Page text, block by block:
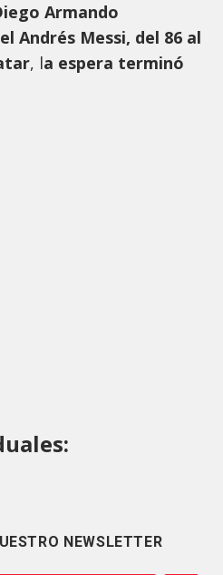
Armando
Andrés Messi, del 86 al
, la espera terminó
NEWSLETTER